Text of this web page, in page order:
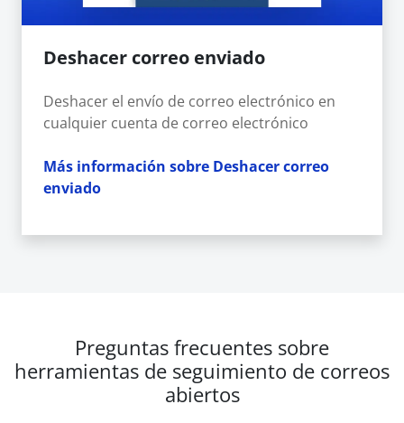
Deshacer correo enviado
Deshacer el envío de correo electrónico en
cualquier cuenta de correo electrónico
Más información sobre Deshacer correo
enviado
Preguntas frecuentes sobre
herramientas de seguimiento de correos
abiertos